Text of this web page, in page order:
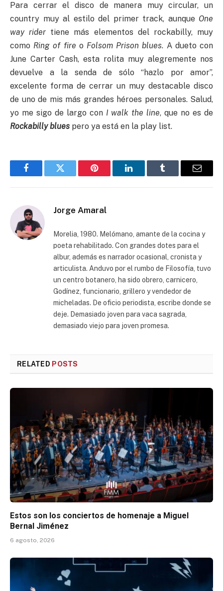
Para cerrar el disco de manera muy circular, un
country muy al estilo del primer track, aunque One
way rider tiene más elementos del rockabilly, muy
como Ring of fire o Folsom Prison blues. A dueto con
June Carter Cash, esta rolita muy alegremente nos
devuelve a la senda de sólo “hazlo por amor”,
excelente forma de cerrar un muy destacable disco
de uno de mis más grandes héroes personales. Salud,
yo me sigo de largo con I walk the line, que no es de
Rockabilly blues pero ya está en la play list.
FacebookTwitter Pinterest LinkedInTumblr Email
Jorge Amaral
Morelia, 1980. Melómano, amante de la cocina y
poeta rehabilitado. Con grandes dotes para el
albur, además es narrador ocasional, cronista y
articulista. Anduvo por el rumbo de Filosofía, tuvo
un centro botanero, ha sido obrero, carnicero,
Godínez, funcionario, grillero y vendedor de
micheladas. De oficio periodista, escribe donde se
deje. Demasiado joven para vaca sagrada,
demasiado viejo para joven promesa.
RELATED POSTS
Estos son los conciertos de homenaje a Miguel
Bernal Jiménez
6 agosto, 2026